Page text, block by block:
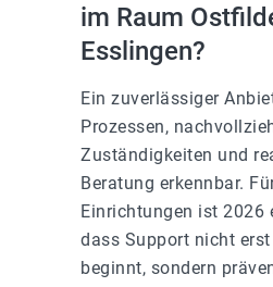
im Raum
Esslingen?
Ein zuverlässiger
Prozessen,
Zuständigkeiten und
Beratung erkennbar.
Einrichtungen ist 2026
dass Support nicht
beginnt, sondern